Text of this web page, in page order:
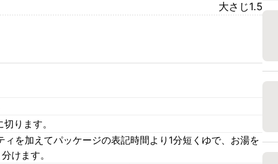
大さじ1.5
ります。
を加えてパッケージの表記時間より1分短くゆで、お湯を
けます。